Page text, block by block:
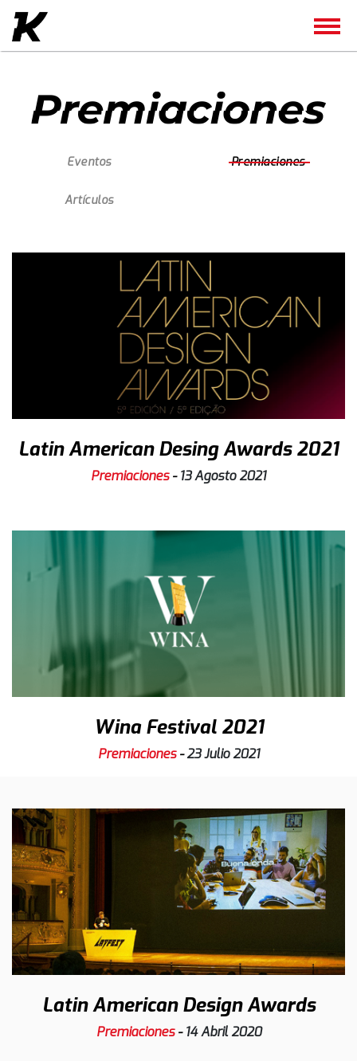
Eventos Premiaciones
Artículos
Latin American Desing Awards 2021
Premiaciones-13 Agosto 2021
Wina Festival 2021
Premiaciones-23 Julio 2021
Latin American Design Awards
Premiaciones-14 Abril 2020